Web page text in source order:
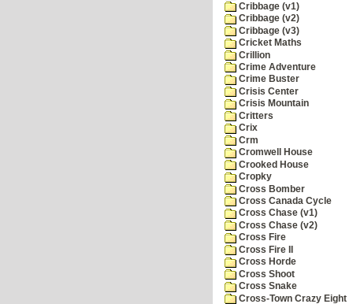
Cribbage (v1)
Cribbage (v2)
Cribbage (v3)
Cricket Maths
Crillion
Crime Adventure
Crime Buster
Crisis Center
Crisis Mountain
Critters
Crix
Crm
Cromwell House
Crooked House
Cropky
Cross Bomber
Cross Canada Cycle
Cross Chase (v1)
Cross Chase (v2)
Cross Fire
Cross Fire II
Cross Horde
Cross Shoot
Cross Snake
Cross-Town Crazy Eight